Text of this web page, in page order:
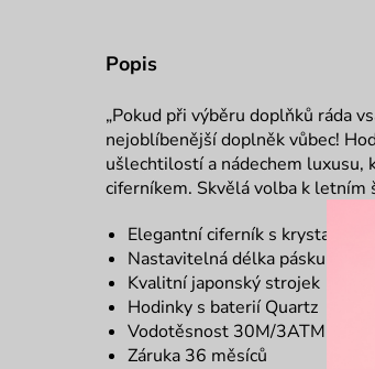
Popis
„Pokud při výběru doplňků ráda
nejoblíbenější doplněk vůbec!
ušlechtilostí a nádechem luxusu,
ciferníkem. Skvělá volba k letním
Elegantní ciferník s krystalem
Nastavitelná délka pásku
Kvalitní japonský strojek
Hodinky s baterií Quartz
Vodotěsnost 30M/3ATM
Záruka 36 měsíců